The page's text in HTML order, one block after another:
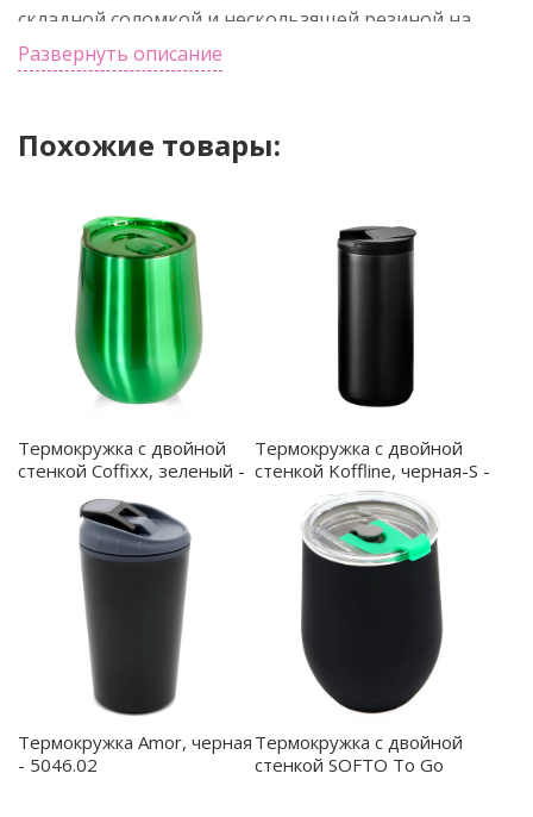
складной соломкой и нескользящей резиной на
основании. Емкость: 750 мл.
Развернуть описание
Похожие товары:
Термокружка с двойной
стенкой Coffixx, зеленый -
Термокружка с двойной
стенкой Koffline, черная-S -
5014.02-S
Термокружка Amor, черная
- 5046.02
Термокружка с двойной
стенкой SOFTO To Go